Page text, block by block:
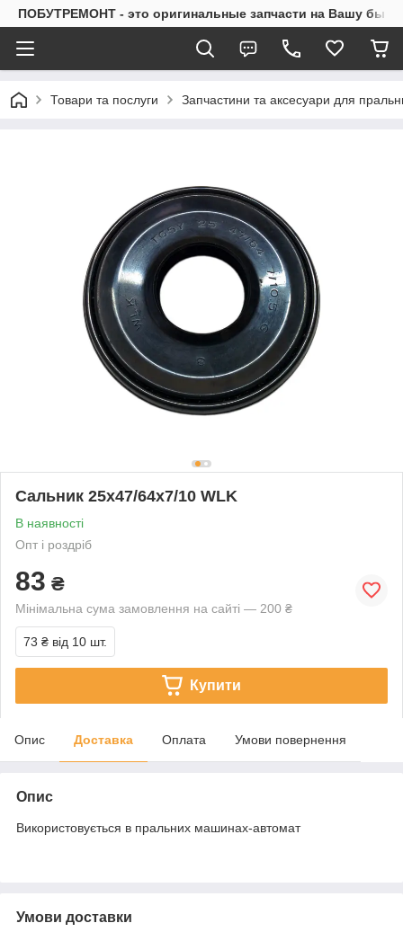
ПОБУТРЕМОНТ - это оригинальные запчасти на Вашу
Товари та послуги Запчастини та аксесуари для
Сальник 25х47/64х7/10 WLK
В наявності
Опт і роздріб
83 ₴
Мінімальна сума замовлення на сайті — 200 ₴
73 ₴ від 10 шт.
Купити
Опис Доставка Оплата Умови повернення
Опис
Використовується в пральних машинах-автомат
Умови доставки